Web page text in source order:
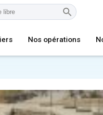
Nos opérations